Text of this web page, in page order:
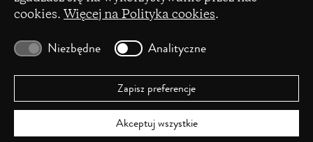
cookies. Więcej na Polityka cookies.
Niezbędne Analityczne
Zapisz preferencje
Akceptuj wszystkie
a
window)
Ministerstwa Nauki i Szkolnictwa Wyższego na
podstawie umowy Nr 86/WCN/2019/1 z dnia 19
programu „Wsparcie dla czasopism naukowych”.